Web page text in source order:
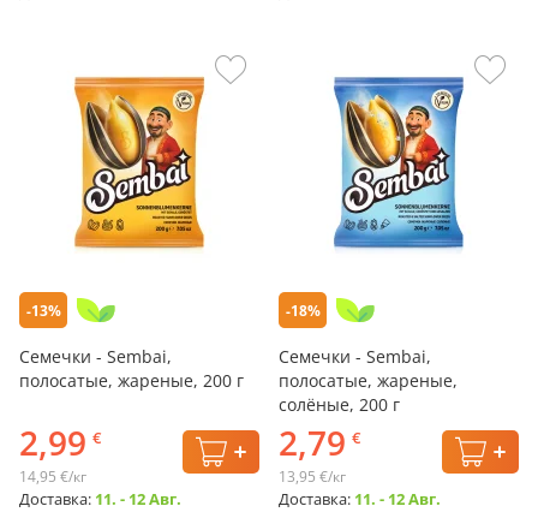
-13%
Семечки - Sembai,
полосатые, жареные, 200 г
2,99 €
14,95 €/кг
Доставка: 11. - 12 Авг.
-18%
Семечки - Sembai,
полосатые, жареные,
солёные, 200 г
2,79 €
13,95 €/кг
Доставка: 11. - 12 Авг.